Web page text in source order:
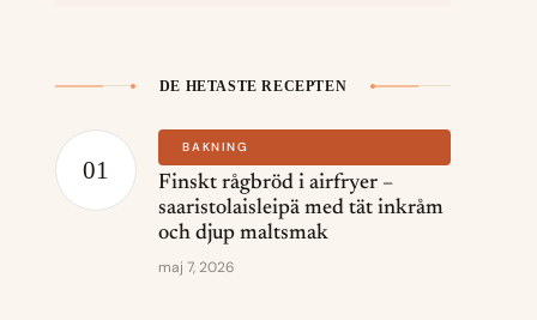
DE HETASTE RECEPTEN
BAKNING
Finskt rågbröd i airfryer –
saaristolaisleipä med tät inkråm
och djup maltsmak
maj 7, 2026